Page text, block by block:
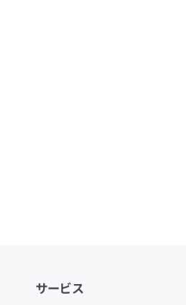
サービス